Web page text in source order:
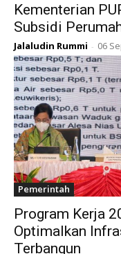
Kementerian
Subsidi
Jalaludin Rummi - 06
Pemerintah
Program Kerja
Optimalkan
Terbangun